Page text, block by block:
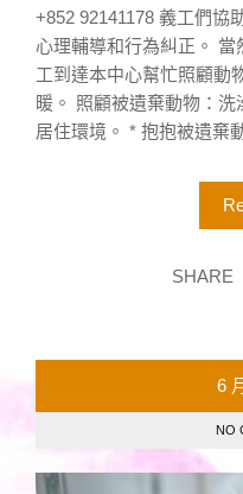
+852 92141178 義工們協
心理輔導和行為糾正。
工到達本中心幫忙照顧動
暖。 照顧被遺棄動物：
居住環境。 * 抱抱被遺棄
SHARE
6
NO